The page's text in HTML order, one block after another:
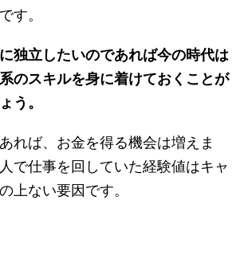
す。
独立したいのであれば今の時代は
のスキルを身に着けておくことが
う。
れば、お金を得る機会は増えま
で仕事を回していた経験値はキャ
上ない要因です。